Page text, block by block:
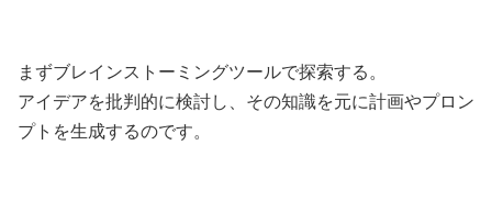
まずブレインストーミングツールで探索する。
アイデアを批判的に検討し、その知識を元に計画やプロン
プトを生成するのです。